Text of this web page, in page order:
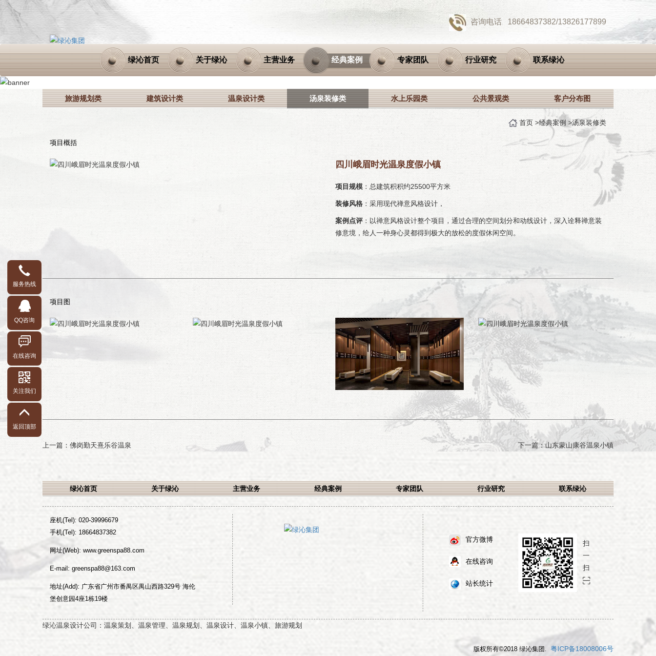
咨询电话 18664837382/13826177899
绿沁首页 关于绿沁 主营业务 经典案例 专家团队 行业研究 联系绿沁
旅游规划类 建筑设计类 温泉设计类 汤泉装修类 水上乐园类 公共景观类 客户分布图
首页 >经典案例 >汤泉装修类
项目概括
四川峨眉时光温泉度假小镇
项目规模 ：总建筑积积约25500平方米
装修风格 ：采用现代禅意风格设计，
案例点评：以禅意风格设计整个项目，通过合理的空间划分和动线设计，深入诠释禅意装
修意境，给人一种身心灵都得到极大的放松的度假休闲空间。
项目图
上一篇： 佛岗勤天熹乐谷温泉 下一篇：山东蒙山康谷温泉小镇
服务热线
QQ咨询
在线咨询
关注我们
返回顶部
绿沁首页 关于绿沁 主营业务 经典案例 专家团队 行业研究 联系绿沁
座机(Tel): 020-39996679
手机(Tel): 18664837382
网址(Web): www.greenspa88.com
E-mail: greenspa88@163.com
地址(Add): 广东省广州市番禺区禺山西路329号 海伦
堡创意园4座1栋19楼
官方微博
在线咨询
站长统计
扫
一
扫
绿沁温泉设计公司：温泉策划、温泉管理、温泉规划、温泉设计、温泉小镇、旅游规划
版权所有©2018 绿沁集团. 粤ICP备18008006号